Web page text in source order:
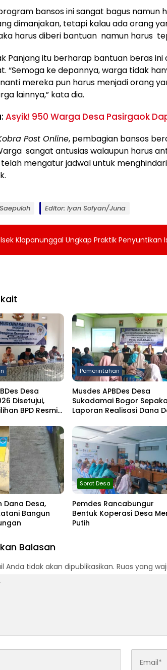
bansos ini sangat bagus namun
dimanjakan, tetapi kalau ada orang
harus diberi bantuan namun harus
Panjang itu berharap bantuan beras
“Semoga ke depannya, warga tidak
mereka pun harus menjadi orang
lainnya,” kata dia.
Asyik! 950 Warga Desa Pasirgaok
Post Online, pembagian bansos
sangat antusias walaupun harus
telah mengatur jadwal untuk
Editor: Iyan Sofyan/Juna
Klapanunggal Ungkap Praktik Penyuntikan
Desa
Disetujui,
BPD Resmi
Pemerintahan
Musdes APBDes Desa
Sukadamai Bogor
Laporan Realisasi Dana
Desa,
Bangun
Sorot Desa
Pemdes Rancabungur
Bentuk Koperasi Desa
Putih
Balasan
Anda tidak akan dipublikasikan. Ruas yang